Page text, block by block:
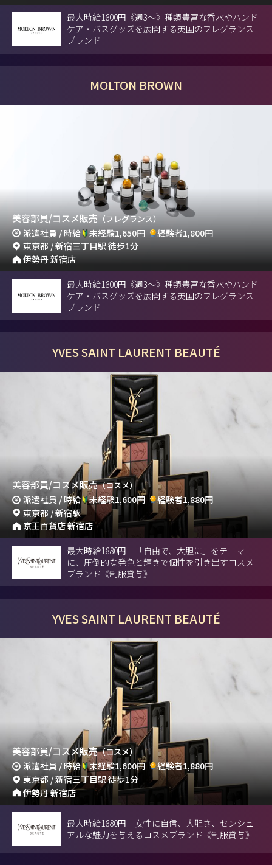
最大時給1800円《週3～》種類豊富な香水やハンド
ケア・バスグッズを展開する英国のフレグランス
ブランド
MOLTON BROWN
美容部員/コスメ販売 （フレグランス）
派遣社員 / 時給 未経験1,650円
経験者1,800円
東京都 / 新宿三丁目駅 徒歩1分
伊勢丹 新宿店
最大時給1800円《週3～》種類豊富な香水やハンド
ケア・バスグッズを展開する英国のフレグランス
ブランド
YVES SAINT LAURENT BEAUTÉ
美容部員/コスメ販売（コスメ）
派遣社員 / 時給 未経験1,600円
経験者1,880円
東京都 / 新宿駅
京王百貨店 新宿店
最大時給1880円｜「自由で、大胆に」をテーマ
に、圧倒的な発色と輝きで個性を引き出すコスメ
ブランド《制服貸与》
YVES SAINT LAURENT BEAUTÉ
美容部員/コスメ販売（コスメ）
派遣社員 / 時給 未経験1,600円
経験者1,880円
東京都 / 新宿三丁目駅 徒歩1分
伊勢丹 新宿店
最大時給1880円｜女性に自信、大胆さ、センシュ
アルな魅力を与えるコスメブランド《制服貸与》